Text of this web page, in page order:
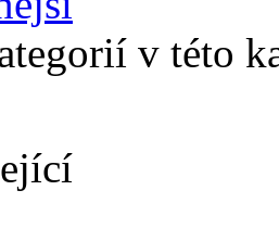
v této